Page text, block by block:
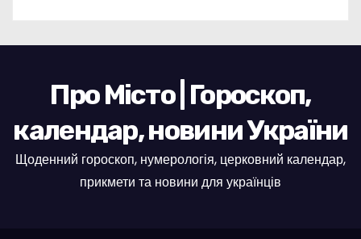
Про Місто | Гороскоп,
календар, новини України
Щоденний гороскоп, нумерологія, церковний календар,
прикмети та новини для українців